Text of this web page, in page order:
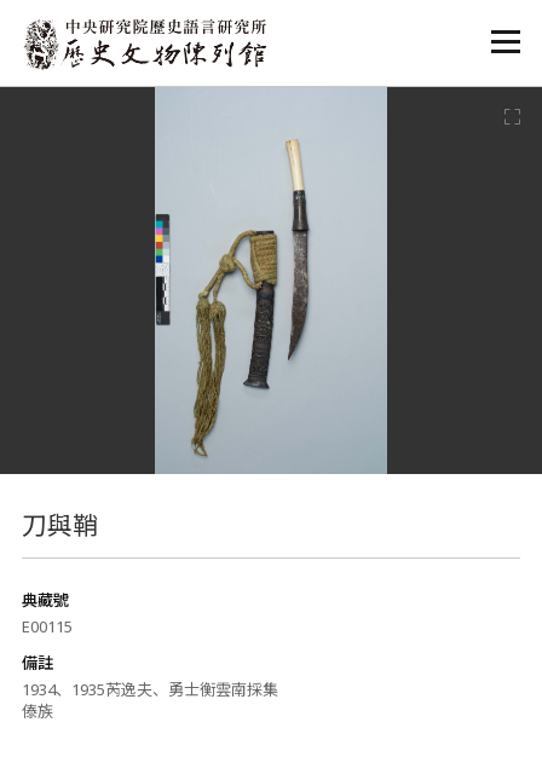
:::
刀與鞘
典藏號
E00115
備註
1934、1935芮逸夫、勇士衡雲南採集
傣族